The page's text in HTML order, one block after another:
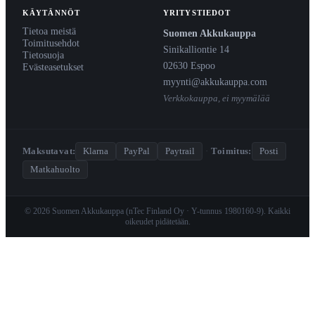
KÄYTÄNNÖT
Tietoa meistä
Toimitusehdot
Tietosuoja
Evästeasetukset
YRITYSTIEDOT
Suomen Akkukauppa
Sinikalliontie 14
02630 Espoo
myynti@akkukauppa.com
Verkkokauppa, ei myymälää
Maksutavat: Klarna PayPal Paytrail · Toimitus:
Posti
Matkahuolto
© 2026 Suomen Akkukauppa (nTec Finland Oy · Y-tunnus 1980160-9). Kaikki
oikeudet pidätetään.